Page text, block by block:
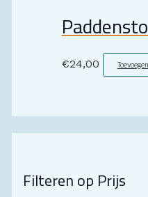
Filteren op Prijs
€24,00